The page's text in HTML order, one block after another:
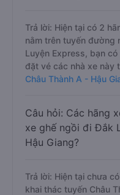
Trả lời: Hiện tại có 2
nằm trên tuyến đường
Luyện Express, bạn
đặt vé các nhà xe này
Châu Thành A - Hậu
Câu hỏi: Các hãng
xe ghế ngồi đi Đắk
Hậu Giang?
Trả lời: Hiện tại chưa
khai thác tuyến Châu